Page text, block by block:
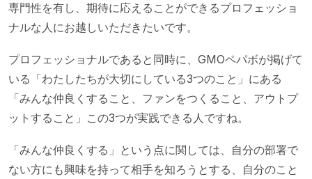
専門性を有し、期待に応えることができるプロフェッショ
ナルな人にお越しいただきたいです。
プロフェッショナルであると同時に、GMOペパボが掲げて
いる「わたしたちが大切にしている3つのこと」にある
「みんな仲良くすること、ファンをつくること、アウトプ
ットすること」この3つが実践できる人ですね。
「みんな仲良くする」という点に関しては、自分の部署で
ない方にも興味を持って相手を知ろうとする、自分のこと